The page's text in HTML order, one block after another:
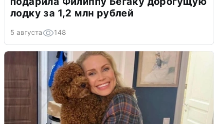
лодку за 1,2 млн рублей
5 августа 148